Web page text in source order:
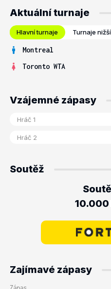
Aktuální turnaje
Hlavní turnaje Turnaje
Montreal
Toronto WTA
Vzájemné zápasy
Soutěž
Zajímavé zápasy